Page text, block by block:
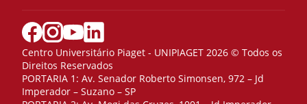
Centro Universitário Piaget - UNIPIAGET 2026 © Todos os
Direitos Reservados
PORTARIA 1: Av. Senador Roberto Simonsen, 972 – Jd
Imperador – Suzano – SP